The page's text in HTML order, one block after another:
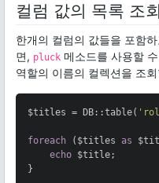
컬럼 값의 목록 조
한개의 컬럼의 값들을 포함
면, pluck 메소드를 사용할
역할의 이름의 컬렉션을 조
$titles = DB::table(
foreach ($titles as
echo $title;
}